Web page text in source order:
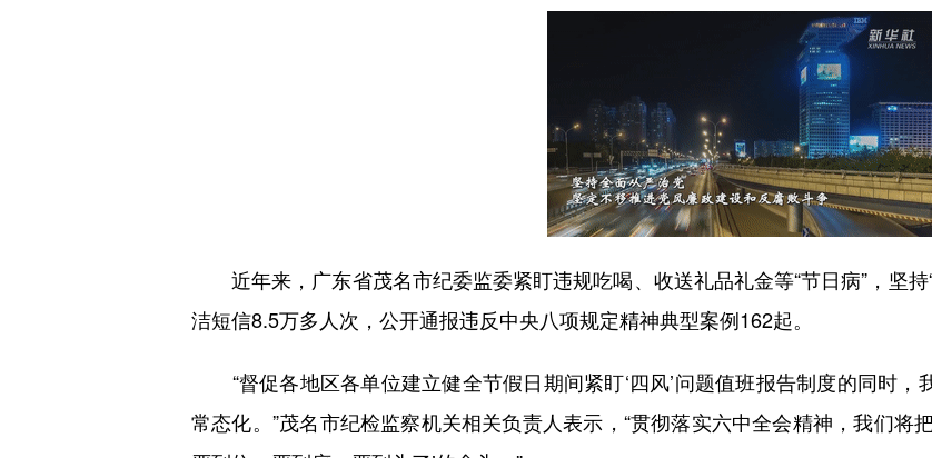
近年来，广东省茂名市纪委监委紧盯违规吃喝、收送礼品礼金等“节日病”，坚持
洁短信8.5万多人次，公开通报违反中央八项规定精神典型案例162起。
“督促各地区各单位建立健全节假日期间紧盯‘四风’问题值班报告制度的同时，
常态化。”茂名市纪检监察机关相关负责人表示，“贯彻落实六中全会精神，我们将